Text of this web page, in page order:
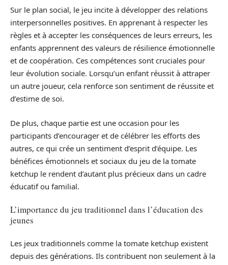
Sur le plan social, le jeu incite à développer des relations
interpersonnelles positives. En apprenant à respecter les
règles et à accepter les conséquences de leurs erreurs, les
enfants apprennent des valeurs de résilience émotionnelle
et de coopération. Ces compétences sont cruciales pour
leur évolution sociale. Lorsqu’un enfant réussit à attraper
un autre joueur, cela renforce son sentiment de réussite et
d’estime de soi.
De plus, chaque partie est une occasion pour les
participants d’encourager et de célébrer les efforts des
autres, ce qui crée un sentiment d’esprit d’équipe. Les
bénéfices émotionnels et sociaux du jeu de la tomate
ketchup le rendent d’autant plus précieux dans un cadre
éducatif ou familial.
L’importance du jeu traditionnel dans l’éducation des
jeunes
Les jeux traditionnels comme la tomate ketchup existent
depuis des générations. Ils contribuent non seulement à la